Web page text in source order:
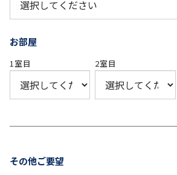
お部屋
1室目 2室目
その他ご要望